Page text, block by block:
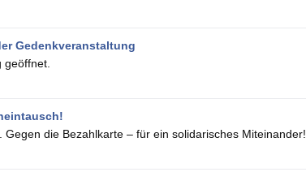
Gedenkveranstaltung
die Bezahlkarte – für ein solidarisches Miteinander!